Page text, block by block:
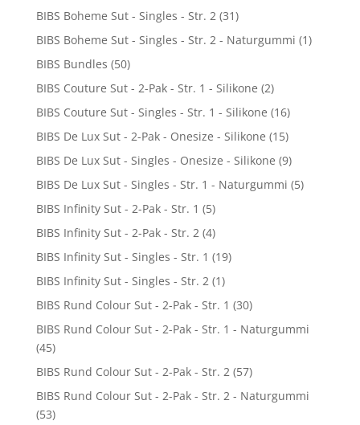
BIBS Boheme Sut - Singles - Str. 2 (31)
BIBS Boheme Sut - Singles - Str. 2 - Naturgummi (1)
BIBS Bundles (50)
BIBS Couture Sut - 2-Pak - Str. 1 - Silikone (2)
BIBS Couture Sut - Singles - Str. 1 - Silikone (16)
BIBS De Lux Sut - 2-Pak - Onesize - Silikone (15)
BIBS De Lux Sut - Singles - Onesize - Silikone (9)
BIBS De Lux Sut - Singles - Str. 1 - Naturgummi (5)
BIBS Infinity Sut - 2-Pak - Str. 1 (5)
BIBS Infinity Sut - 2-Pak - Str. 2 (4)
BIBS Infinity Sut - Singles - Str. 1 (19)
BIBS Infinity Sut - Singles - Str. 2 (1)
BIBS Rund Colour Sut - 2-Pak - Str. 1 (30)
BIBS Rund Colour Sut - 2-Pak - Str. 1 - Naturgummi
(45)
BIBS Rund Colour Sut - 2-Pak - Str. 2 (57)
BIBS Rund Colour Sut - 2-Pak - Str. 2 - Naturgummi
(53)